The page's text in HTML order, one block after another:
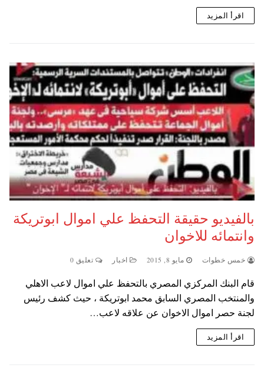
اقرأ المزيد
بالفيديو حقيقة التحفظ علي اموال ابوتريكة
وانتمائه للاخوان
خمس خطوات مايو 8, 2015 اخبار تعليق 0
قام البنك المركزي المصري بالتحفظ علي اموال لاعب الاهلي
والمنتخب المصري السابق محمد ابوتريكة ، حيث كشف رئيس
لجنة حصر اموال الاخوان عن علاقه لاعب…
اقرأ المزيد